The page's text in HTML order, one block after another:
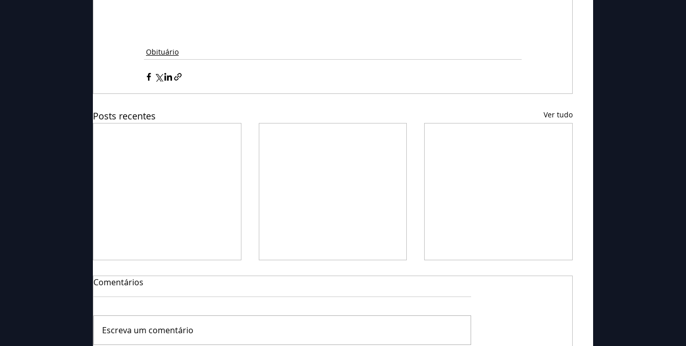
Obituário
Posts recentes Ver tudo
Comentários
Escreva um comentário